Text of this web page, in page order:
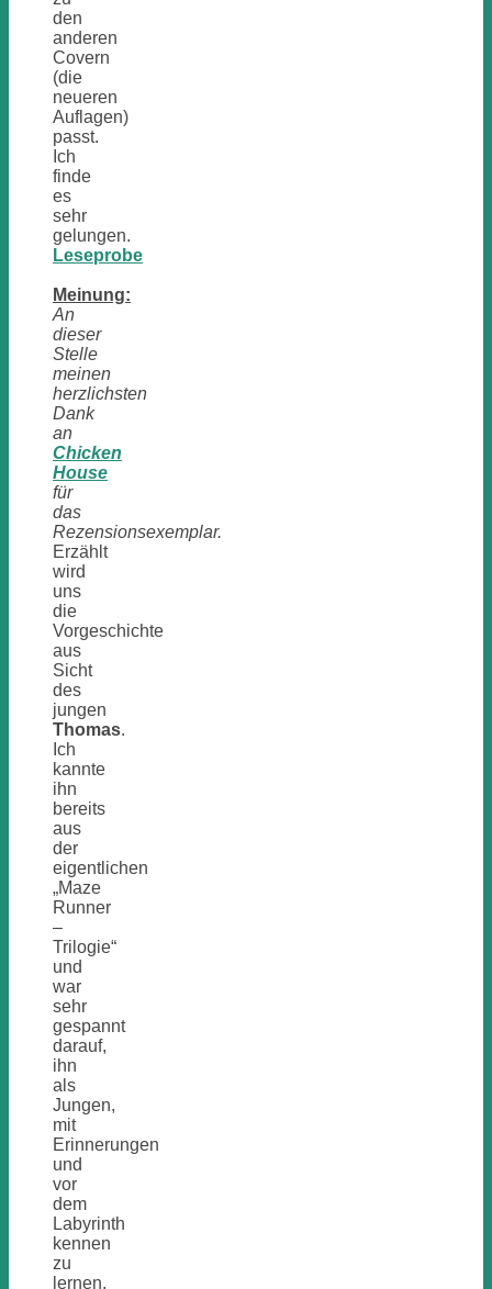
den
anderen
Covern
(die
neueren
Auflagen)
passt.
Ich
finde
es
sehr
gelungen.
Leseprobe
Meinung:
An
dieser
Stelle
meinen
herzlichsten
Dank
an
Chicken
House
für
das
Rezensionsexemplar.
Erzählt
wird
uns
die
Vorgeschichte
aus
Sicht
des
jungen
Thomas.
Ich
kannte
ihn
bereits
aus
der
eigentlichen
„Maze
Runner
–
Trilogie“
und
war
sehr
gespannt
darauf,
ihn
als
Jungen,
mit
Erinnerungen
und
vor
dem
Labyrinth
kennen
zu
lernen.